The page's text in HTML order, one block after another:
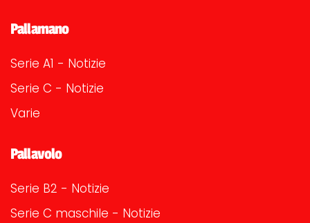
Pallamano
Serie A1 - Notizie
Serie C - Notizie
Varie
Pallavolo
Serie B2 - Notizie
Serie C maschile - Notizie